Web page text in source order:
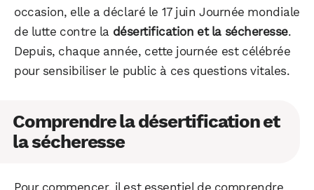
occasion, elle a déclaré le 17 juin Journée mondiale
de lutte contre la désertification et la sécheresse.
Depuis, chaque année, cette journée est célébrée
pour sensibiliser le public à ces questions vitales.
Comprendre la désertification et
la sécheresse
Pour commencer, il est essentiel de comprendre